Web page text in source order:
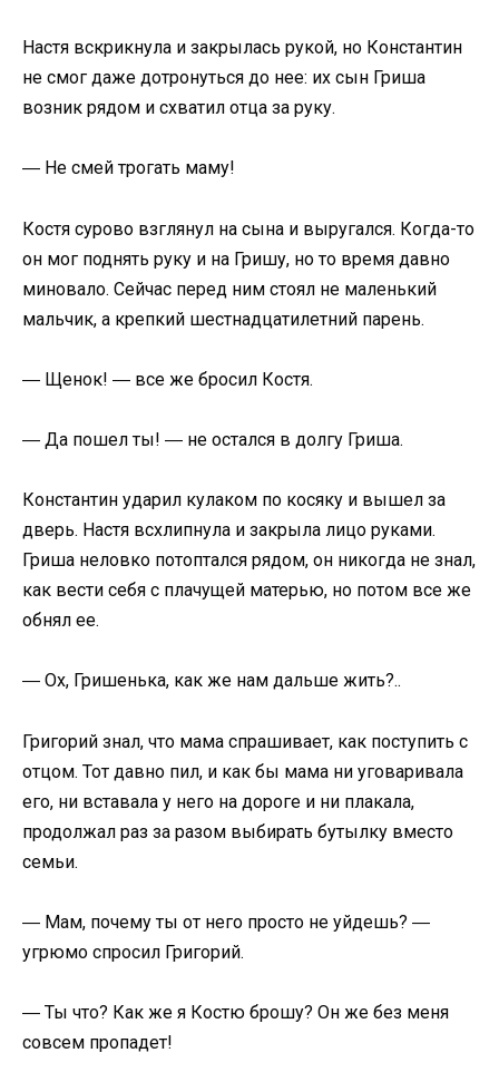
Настя вскрикнула и закрылась рукой, но Константин
не смог даже дотронуться до нее: их сын Гриша
возник рядом и схватил отца за руку.
― Не смей трогать маму!
Костя сурово взглянул на сына и выругался. Когда-то
он мог поднять руку и на Гришу, но то время давно
миновало. Сейчас перед ним стоял не маленький
мальчик, а крепкий шестнадцатилетний парень.
― Щенок! ― все же бросил Костя.
― Да пошел ты! ― не остался в долгу Гриша.
Константин ударил кулаком по косяку и вышел за
дверь. Настя всхлипнула и закрыла лицо руками.
Гриша неловко потоптался рядом, он никогда не знал,
как вести себя с плачущей матерью, но потом все же
обнял ее.
― Ох, Гришенька, как же нам дальше жить?..
Григорий знал, что мама спрашивает, как поступить с
отцом. Тот давно пил, и как бы мама ни уговаривала
его, ни вставала у него на дороге и ни плакала,
продолжал раз за разом выбирать бутылку вместо
семьи.
― Мам, почему ты от него просто не уйдешь? ―
угрюмо спросил Григорий.
― Ты что? Как же я Костю брошу? Он же без меня
совсем пропадет!